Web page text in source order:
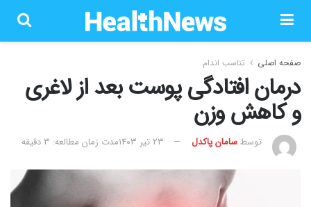
صفحه اصلی تناسب اندام
درمان افتادگی پوست بعد از لاغری
و کاهش وزن
توسطسامان پاکدل ۲۳ تیر ۱۴۰۳ مدت زمان مطالعه: 3 دقیقه